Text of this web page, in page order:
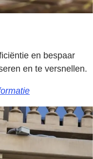
en bespaar
en te versnellen.